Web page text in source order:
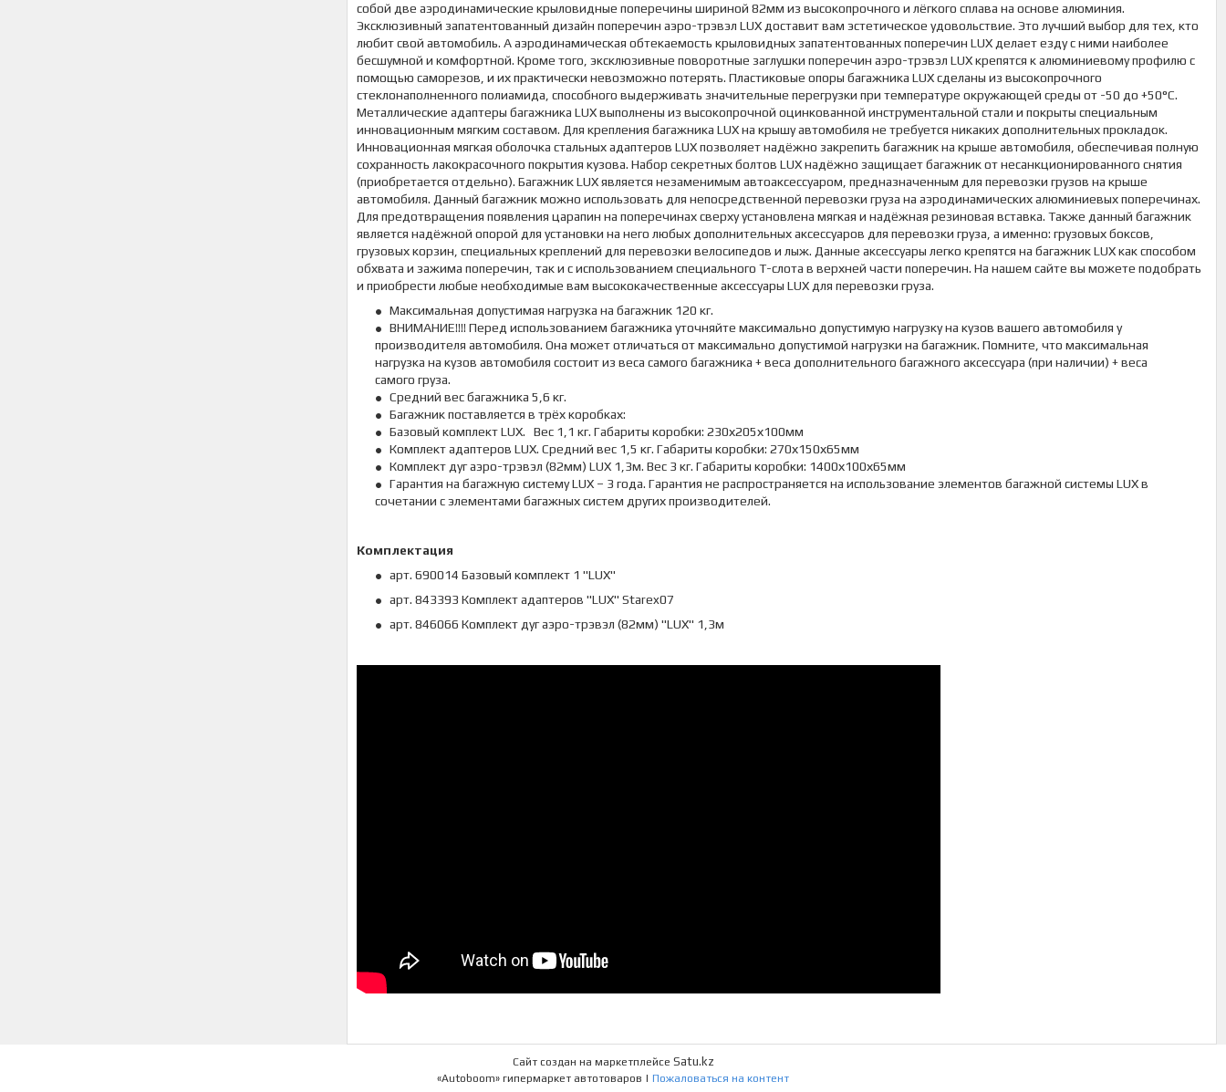
собой две аэродинамические крыловидные поперечины шириной 82мм из высокопрочного и лёгкого сплава на основе алюминия.
Эксклюзивный запатентованный дизайн поперечин аэро-трэвэл LUX доставит вам эстетическое удовольствие. Это лучший выбор для тех, кто
любит свой автомобиль. А аэродинамическая обтекаемость крыловидных запатентованных поперечин LUX делает езду с ними наиболее
бесшумной и комфортной. Кроме того, эксклюзивные поворотные заглушки поперечин аэро-трэвэл LUX крепятся к алюминиевому профилю с
помощью саморезов, и их практически невозможно потерять. Пластиковые опоры багажника LUX сделаны из высокопрочного
стеклонаполненного полиамида, способного выдерживать значительные перегрузки при температуре окружающей среды от -50 до +50°C.
Металлические адаптеры багажника LUX выполнены из высокопрочной оцинкованной инструментальной стали и покрыты специальным
инновационным мягким составом. Для крепления багажника LUX на крышу автомобиля не требуется никаких дополнительных прокладок.
Инновационная мягкая оболочка стальных адаптеров LUX позволяет надёжно закрепить багажник на крыше автомобиля, обеспечивая полную
сохранность лакокрасочного покрытия кузова. Набор секретных болтов LUX надёжно защищает багажник от несанкционированного снятия
(приобретается отдельно). Багажник LUX является незаменимым автоаксессуаром, предназначенным для перевозки грузов на крыше
автомобиля. Данный багажник можно использовать для непосредственной перевозки груза на аэродинамических алюминиевых поперечинах.
Для предотвращения появления царапин на поперечинах сверху установлена мягкая и надёжная резиновая вставка. Также данный багажник
является надёжной опорой для установки на него любых дополнительных аксессуаров для перевозки груза, а именно: грузовых боксов,
грузовых корзин, специальных креплений для перевозки велосипедов и лыж. Данные аксессуары легко крепятся на багажник LUX как способом
обхвата и зажима поперечин, так и с использованием специального Т-слота в верхней части поперечин. На нашем сайте вы можете подобрать
и приобрести любые необходимые вам высококачественные аксессуары LUX для перевозки груза.
Максимальная допустимая нагрузка на багажник 120 кг.
ВНИМАНИЕ!!!! Перед использованием багажника уточняйте максимально допустимую нагрузку на кузов вашего автомобиля у
производителя автомобиля. Она может отличаться от максимально допустимой нагрузки на багажник. Помните, что максимальная
нагрузка на кузов автомобиля состоит из веса самого багажника + веса дополнительного багажного аксессуара (при наличии) + веса
самого груза.
Средний вес багажника 5,6 кг.
Багажник поставляется в трёх коробках:
Базовый комплект LUX. Вес 1,1 кг. Габариты коробки: 230х205х100мм
Комплект адаптеров LUX. Средний вес 1,5 кг. Габариты коробки: 270х150х65мм
Комплект дуг аэро-трэвэл (82мм) LUX 1,3м. Вес 3 кг. Габариты коробки: 1400х100х65мм
Гарантия на багажную систему LUX – 3 года. Гарантия не распространяется на использование элементов багажной системы LUX в
сочетании с элементами багажных систем других производителей.
Комплектация
арт. 690014 Базовый комплект 1 "LUX"
арт. 843393 Комплект адаптеров "LUX" Starex07
арт. 846066 Комплект дуг аэро-трэвэл (82мм) "LUX" 1,3м
Сайт создан на маркетплейсе Satu.kz
«Autoboom» гипермаркет автотоваров | Пожаловаться на контент